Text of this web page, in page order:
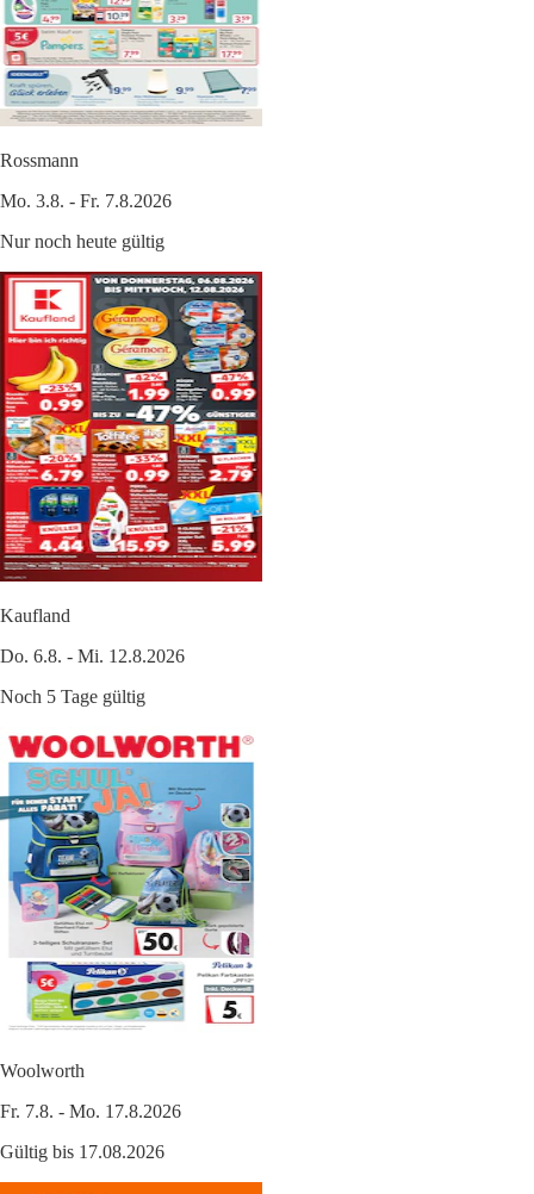
Rossmann
Mo. 3.8. - Fr. 7.8.2026
Nur noch heute gültig
Kaufland
Do. 6.8. - Mi. 12.8.2026
Noch 5 Tage gültig
Woolworth
Fr. 7.8. - Mo. 17.8.2026
Gültig bis 17.08.2026